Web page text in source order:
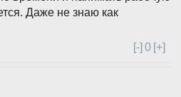
Даже не знаю как
[-] 0 [+]